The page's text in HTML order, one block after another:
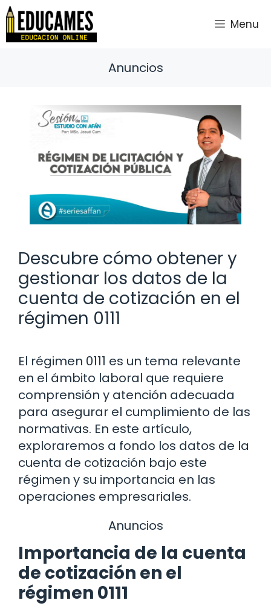
Saltar
contenido
Menu
Anuncios
Descubre cómo obtener y
gestionar los datos de la
cuenta de cotización en el
régimen 0111
El régimen 0111 es un tema relevante
en el ámbito laboral que requiere
comprensión y atención adecuada
para asegurar el cumplimiento de las
normativas. En este artículo,
exploraremos a fondo los datos de la
cuenta de cotización bajo este
régimen y su importancia en las
operaciones empresariales.
Anuncios
Importancia de la cuenta
de cotización en el
régimen 0111